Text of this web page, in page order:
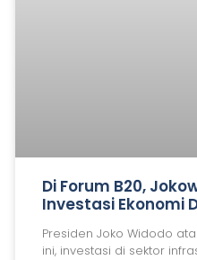
Di Forum B20,
Investasi Ekonomi
Presiden Joko Widodo
ini, investasi di sektor